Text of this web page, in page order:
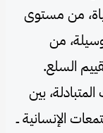
من مستوى
من
السلع.
بين
الإنسانية ــ